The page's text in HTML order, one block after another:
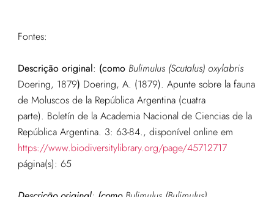
Fontes:
Descrição original: (como Bulimulus (Scutalus) oxylabris
Doering, 1879) Doering, A. (1879). Apunte sobre la fauna
de Moluscos de la República Argentina (cuatra
parte). Boletín de la Academia Nacional de Ciencias de la
República Argentina. 3: 63-84., disponível online em
https://www.biodiversitylibrary.org/page/45712717
página(s): 65